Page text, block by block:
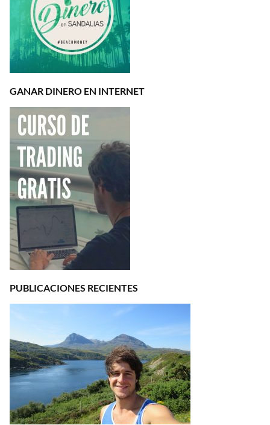
GANAR DINERO EN INTERNET
PUBLICACIONES RECIENTES